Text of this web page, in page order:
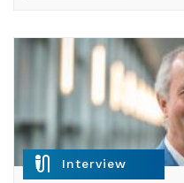
mic_external_on Interview